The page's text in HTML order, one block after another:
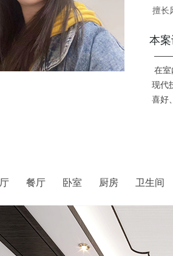
擅长
本案
在室
现代技
喜好、
餐厅 卧室 厨房 卫生间